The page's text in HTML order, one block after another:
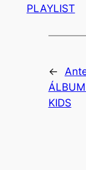
PLAYLIST
←
KIDS